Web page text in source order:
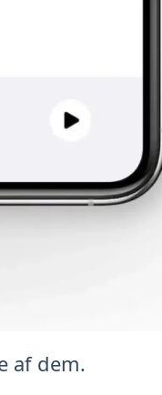
af dem.